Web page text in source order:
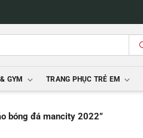
GYM TRANG PHỤC TRẺ EM
bóng đá mancity 2022”